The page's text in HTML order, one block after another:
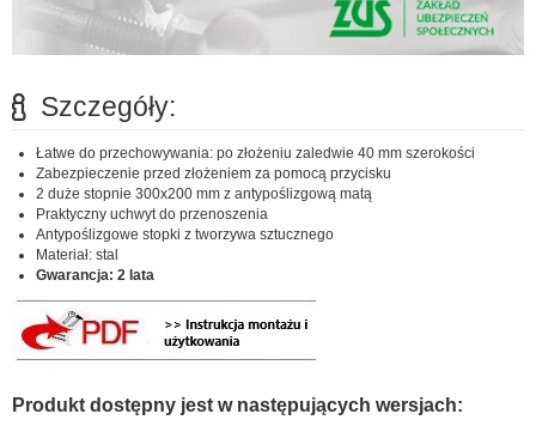
Szczegóły:
Łatwe do przechowywania: po złożeniu zaledwie 40 mm szerokości
Zabezpieczenie przed złożeniem za pomocą przycisku
2 duże stopnie 300x200 mm z antypoślizgową matą
Praktyczny uchwyt do przenoszenia
Antypoślizgowe stopki z tworzywa sztucznego
Materiał: stal
Gwarancja: 2 lata
Produkt dostępny jest w następujących wersjach: